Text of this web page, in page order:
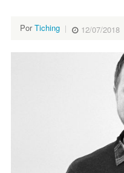
PorTiching 12/07/2018